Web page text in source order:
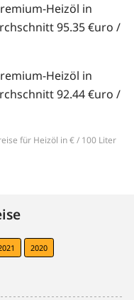
Heizöl in
95.35 €uro /
Heizöl in
92.44 €uro /
für Heizöl in € / 100 Liter
2020